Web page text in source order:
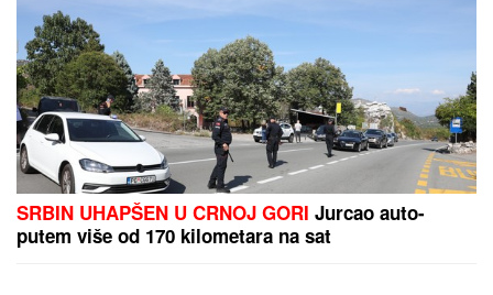
"DEVOJKA JE RADNICA U NJEGOVOJ FIRMI, PRAVI
BUREKE"Jovana Jeremić neće više da ćuti,